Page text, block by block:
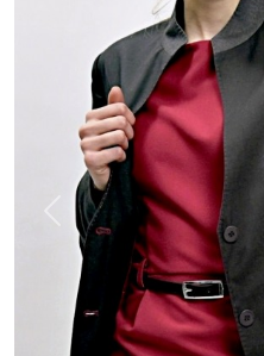
Previous